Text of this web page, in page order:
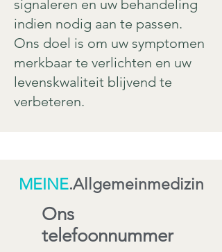
signaleren en uw behandeling
indien nodig aan te passen.
Ons doel is om uw symptomen
merkbaar te verlichten en uw
levenskwaliteit blijvend te
verbeteren.
MEINE.Allgemeinmedizin
Ons
telefoonnummer